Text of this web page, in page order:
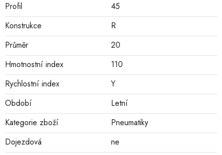
Profil
45
Konstrukce
R
Průměr
20
Hmotnostní index
110
Rychlostní index
Y
Období
Letní
Kategorie zboží
Pneumatiky
Dojezdová
ne